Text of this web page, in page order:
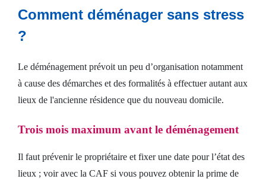
Comment déménager sans stress
?
Le déménagement prévoit un peu d’organisation notamment
à cause des démarches et des formalités à effectuer autant aux
lieux de l'ancienne résidence que du nouveau domicile.
Trois mois maximum avant le déménagement
Il faut prévenir le propriétaire et fixer une date pour l’état des
lieux ; voir avec la CAF si vous pouvez obtenir la prime de